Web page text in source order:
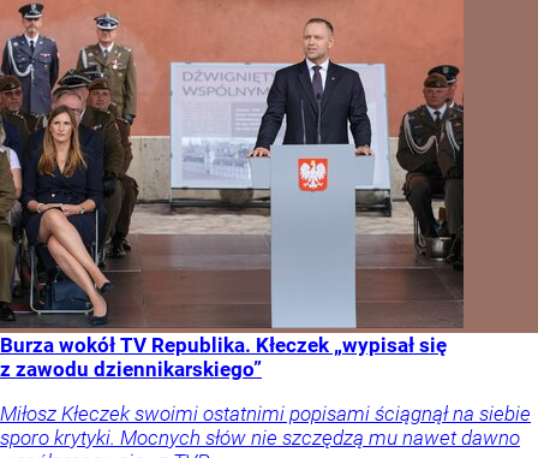
Burza wokół TV Republika. Kłeczek „wypisał się
z zawodu dziennikarskiego”
Miłosz Kłeczek swoimi ostatnimi popisami ściągnął na siebie
sporo krytyki. Mocnych słów nie szczędzą mu nawet dawno